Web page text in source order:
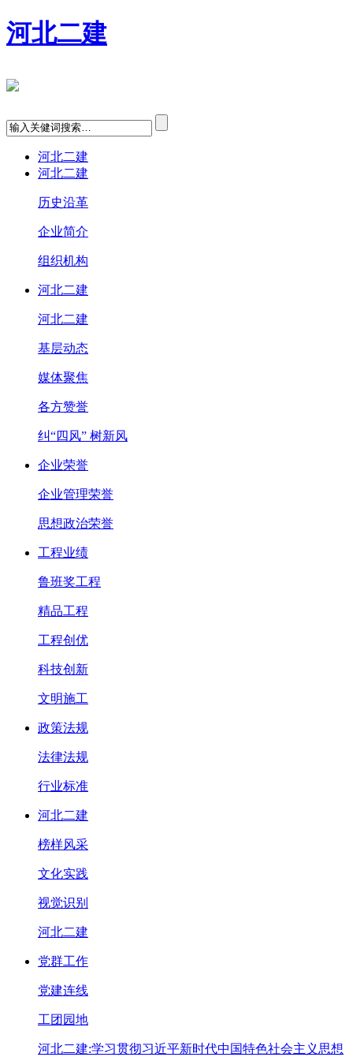
河北二建
河北二建
河北二建
历史沿革
企业简介
组织机构
河北二建
河北二建
基层动态
媒体聚焦
各方赞誉
纠“四风” 树新风
企业荣誉
企业管理荣誉
思想政治荣誉
工程业绩
鲁班奖工程
精品工程
工程创优
科技创新
文明施工
政策法规
法律法规
行业标准
河北二建
榜样风采
文化实践
视觉识别
河北二建
党群工作
党建连线
工团园地
河北二建:学习贯彻习近平新时代中国特色社会主义思想